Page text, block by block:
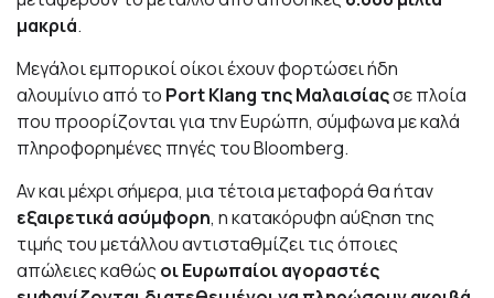
μακριά.
Μεγάλοι εμπορικοί οίκοι έχουν φορτώσει ήδη
αλουμίνιο από το Port Klang της Μαλαισίαςσε πλοία
που προορίζονται για την Ευρώπη, σύμφωνα με καλά
πληροφορημένες πηγές του Bloomberg.
Αν και μέχρι σήμερα, μια τέτοια μεταφορά θα ήταν
εξαιρετικά ασύμφορη, η κατακόρυφη αύξηση της
τιμής του μετάλλου αντισταθμίζει τις όποιες
απώλειες καθώς οι Ευρωπαίοι αγοραστές